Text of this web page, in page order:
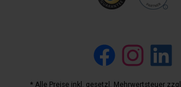
Facebook Instagram
* Alle Preise inkl. gesetzl. Mehrwertsteuer zzgl.